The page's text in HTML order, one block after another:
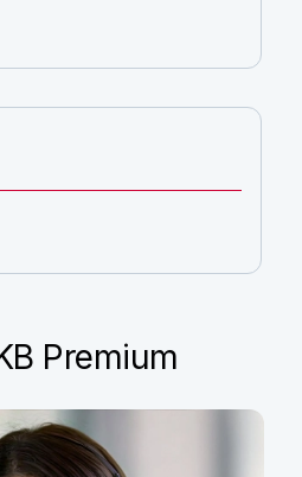
Premium